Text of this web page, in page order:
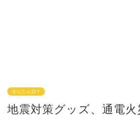
かんたんDIY
地震対策グッズ、通電